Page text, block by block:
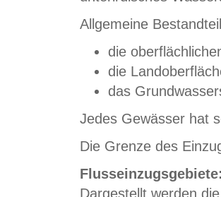
Allgemeine
die
die
das
Jedes Gewässer hat
Die Grenze des
Dargestellt werden